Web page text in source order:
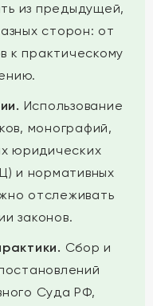
из предыдущей,
сторон: от
к практическому
Использование
монографий,
юридических
и нормативных
отслеживать
законов.
Сбор и
Суда РФ,